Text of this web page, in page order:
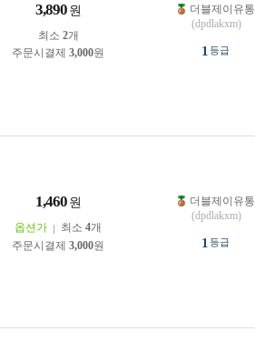
3,890 원
최소 2개
주문시결제 3,000원
더블제이유통
(dpdlakxm)
1 등급
1,460 원
옵션가 최소 4개
주문시결제 3,000원
더블제이유통
(dpdlakxm)
1 등급